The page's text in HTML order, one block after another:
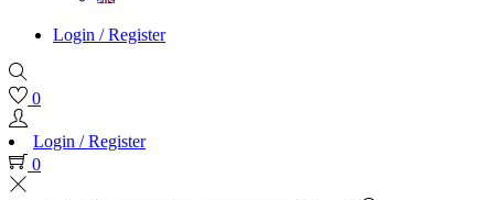
Login / Register
0
Login / Register
0